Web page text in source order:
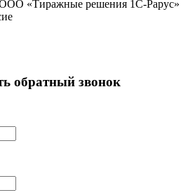
«Тиражные решения 1С-Рарус»
обратный звонок